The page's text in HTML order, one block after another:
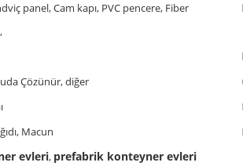
panel, Cam kapı, PVC pencere, Fiber
Çözünür, diğer
Macun
evleri, prefabrik konteyner evleri